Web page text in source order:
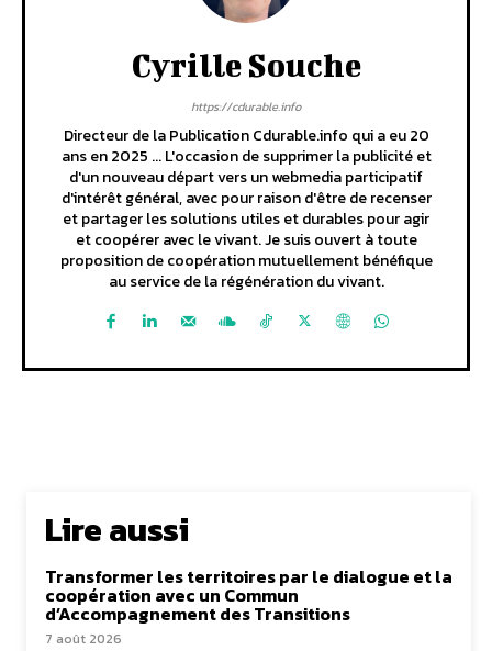
Cyrille Souche
https://cdurable.info
Directeur de la Publication Cdurable.info qui a eu 20
ans en 2025 ... L'occasion de supprimer la publicité et
d'un nouveau départ vers un webmedia participatif
d'intérêt général, avec pour raison d'être de recenser
et partager les solutions utiles et durables pour agir
et coopérer avec le vivant. Je suis ouvert à toute
proposition de coopération mutuellement bénéfique
au service de la régénération du vivant.
Lire aussi
Transformer les territoires par le dialogue et la
coopération avec un Commun
d’Accompagnement des Transitions
7 août 2026